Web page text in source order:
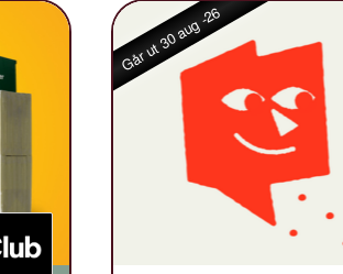
Går ut 30 aug -26